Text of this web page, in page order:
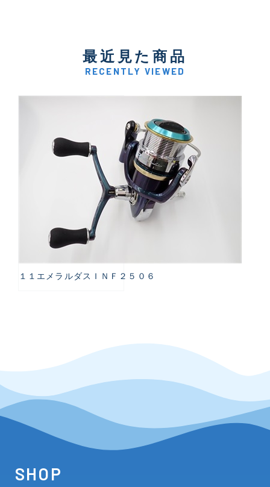
最近見た商品
RECENTLY VIEWED
１１エメラルダスＩＮＦ２５０６
SHOP